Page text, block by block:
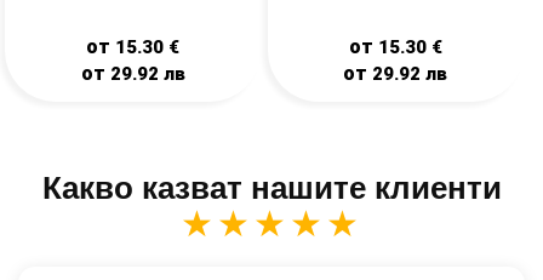
от 15.30 €
от 29.92 лв
от 15.30 €
от 29.92лв
Какво казват нашите клиенти
★★★★★